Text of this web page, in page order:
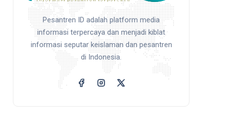
Pesantren ID adalah platform media
informasi terpercaya dan menjadi kiblat
informasi seputar keislaman dan pesantren
di Indonesia.